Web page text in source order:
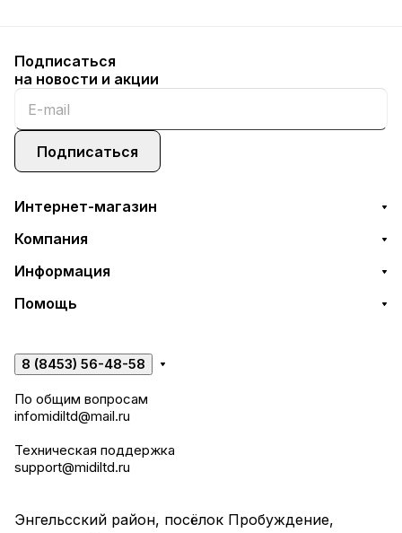
Подписаться
на новости и акции
Подписаться
Интернет-магазин
Компания
Информация
Помощь
8 (8453) 56-48-58
По общим вопросам
infomidiltd@mail.ru
Техническая поддержка
support@midiltd.ru
Энгельсский район, посёлок Пробуждение,